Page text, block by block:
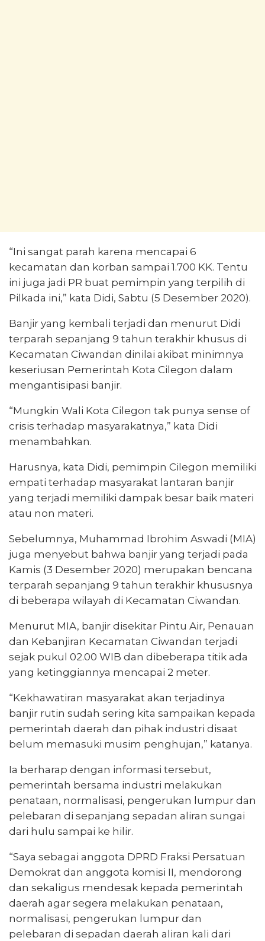
“Ini sangat parah karena mencapai 6
kecamatan dan korban sampai 1.700 KK. Tentu
ini juga jadi PR buat pemimpin yang terpilih di
Pilkada ini,” kata Didi, Sabtu (5 Desember 2020).
Banjir yang kembali terjadi dan menurut Didi
terparah sepanjang 9 tahun terakhir khusus di
Kecamatan Ciwandan dinilai akibat minimnya
keseriusan Pemerintah Kota Cilegon dalam
mengantisipasi banjir.
“Mungkin Wali Kota Cilegon tak punya sense of
crisis terhadap masyarakatnya,” kata Didi
menambahkan.
Harusnya, kata Didi, pemimpin Cilegon memiliki
empati terhadap masyarakat lantaran banjir
yang terjadi memiliki dampak besar baik materi
atau non materi.
Sebelumnya, Muhammad Ibrohim Aswadi (MIA)
juga menyebut bahwa banjir yang terjadi pada
Kamis (3 Desember 2020) merupakan bencana
terparah sepanjang 9 tahun terakhir khususnya
di beberapa wilayah di Kecamatan Ciwandan.
Menurut MIA, banjir disekitar Pintu Air, Penauan
dan Kebanjiran Kecamatan Ciwandan terjadi
sejak pukul 02.00 WIB dan dibeberapa titik ada
yang ketinggiannya mencapai 2 meter.
“Kekhawatiran masyarakat akan terjadinya
banjir rutin sudah sering kita sampaikan kepada
pemerintah daerah dan pihak industri disaat
belum memasuki musim penghujan,” katanya.
Ia berharap dengan informasi tersebut,
pemerintah bersama industri melakukan
penataan, normalisasi, pengerukan lumpur dan
pelebaran di sepanjang sepadan aliran sungai
dari hulu sampai ke hilir.
“Saya sebagai anggota DPRD Fraksi Persatuan
Demokrat dan anggota komisi II, mendorong
dan sekaligus mendesak kepada pemerintah
daerah agar segera melakukan penataan,
normalisasi, pengerukan lumpur dan
pelebaran di sepadan daerah aliran kali dari